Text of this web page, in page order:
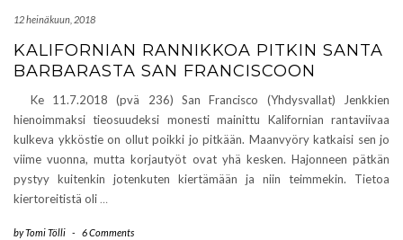
12 heinäkuun, 2018
KALIFORNIAN RANNIKKOA PITKIN SANTA
BARBARASTA SAN FRANCISCOON
Ke 11.7.2018 (pvä 236) San Francisco (Yhdysvallat) Jenkkien
hienoimmaksi tieosuudeksi monesti mainittu Kalifornian rantaviivaa
kulkeva ykköstie on ollut poikki jo pitkään. Maanvyöry katkaisi sen jo
viime vuonna, mutta korjautyöt ovat yhä kesken. Hajonneen pätkän
pystyy kuitenkin jotenkuten kiertämään ja niin teimmekin. Tietoa
kiertoreitistä oli …
byTomi Tölli - 6 Comments